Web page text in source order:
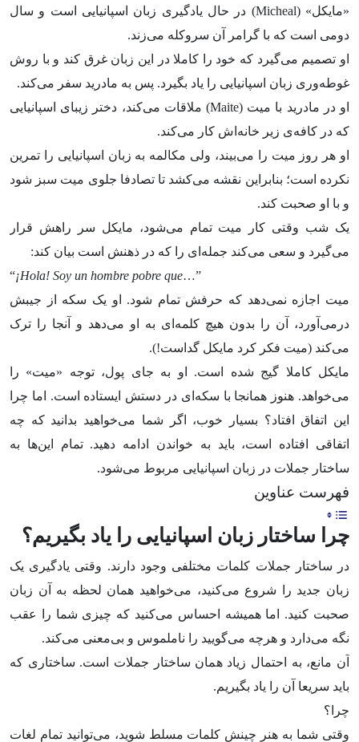
«مایکل» (Micheal) در حال یادگیری زبان اسپانیایی است و سال
دومی است که با گرامر آن سروکله می‌زند.
او تصمیم می‌گیرد که خود را کاملا در این زبان غرق کند و با روش
غوطه‌وری زبان اسپانیایی را یاد بگیرد. پس به مادرید سفر می‌کند.
او در مادرید با میت (Maite) ملاقات می‌کند، دختر زیبای اسپانیایی
که در کافه‌ی زیر خانه‌اش کار می‌کند.
او هر روز میت را می‌بیند، ولی مکالمه به زبان اسپانیایی را تمرین
نکرده است؛ بنابراین نقشه می‌کشد تا تصادفا جلوی میت سبز شود
و با او صحبت کند.
یک شب وقتی کار میت تمام می‌شود، مایکل سر راهش قرار
می‌گیرد و سعی می‌کند جمله‌ای را که در ذهنش است بیان کند:
“¡Hola! Soy un hombre pobre que…”
میت اجازه نمی‌دهد که حرفش تمام شود. او یک سکه از جیبش
درمی‌آورد، آن را بدون هیچ کلمه‌ای به او می‌دهد و آنجا را ترک
می‌کند (میت فکر کرد مایکل گداست!).
مایکل کاملا گیج شده است. او به جای پول، توجه «میت» را
می‌خواهد. هنوز همانجا با سکه‌ای در دستش ایستاده است. اما چرا
این اتفاق افتاد؟ بسیار خوب، اگر شما می‌خواهید بدانید که چه
اتفاقی افتاده است، باید به خواندن ادامه دهید. تمام این‌ها به
ساختار جملات در زبان اسپانیایی مربوط می‌شود.
فهرست عناوین
چرا ساختار زبان اسپانیایی را یاد بگیریم؟
در ساختار جملات کلمات مختلفی وجود دارند. وقتی یادگیری یک
زبان جدید را شروع می‌کنید، می‌خواهید همان لحظه به آن زبان
صحبت کنید. اما همیشه احساس می‌کنید که چیزی شما را عقب
نگه می‌دارد و هرچه می‌گویید را ناملموس و بی‌معنی می‌کند.
آن مانع، به احتمال زیاد همان ساختار جملات است. ساختاری که
باید سریعا آن را یاد بگیریم.
چرا؟
وقتی شما به هنر چینش کلمات مسلط شوید، می‌توانید تمام لغات